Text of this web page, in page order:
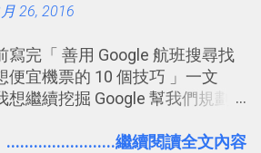
「 很有趣 」： Slack 裡擁有跟
屁、傳送有趣影音圖文的功能。
效率 」：但是 Slack 的頻道、群
讓茶水間的聊天，不會干擾工作
從聊天中記錄重點。 3. 「 有彈性
26, 2016
寫完「 善用 Google 航班搜尋找
便宜機票的 10 個技巧 」一文
想繼續挖掘 Google 幫我們規劃
聊聊 Google 的「我的地圖」服
........................繼續閱讀全文內容